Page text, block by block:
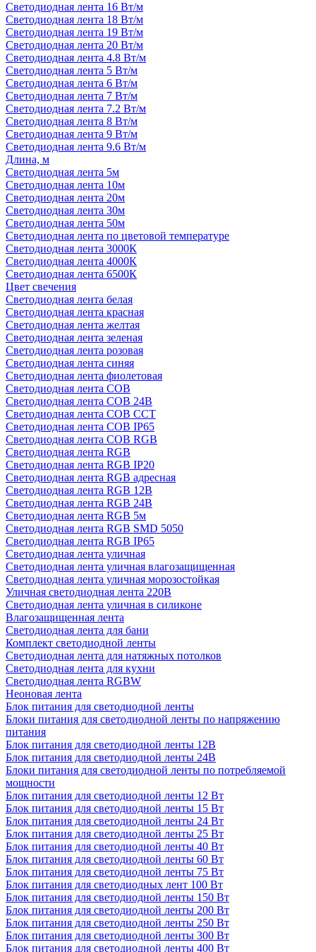
Светодиодная лента 16 Вт/м
Светодиодная лента 18 Вт/м
Светодиодная лента 19 Вт/м
Светодиодная лента 20 Вт/м
Светодиодная лента 4.8 Вт/м
Светодиодная лента 5 Вт/м
Светодиодная лента 6 Вт/м
Светодиодная лента 7 Вт/м
Светодиодная лента 7.2 Вт/м
Светодиодная лента 8 Вт/м
Светодиодная лента 9 Вт/м
Светодиодная лента 9.6 Вт/м
Длина, м
Светодиодная лента 5м
Светодиодная лента 10м
Светодиодная лента 20м
Светодиодная лента 30м
Светодиодная лента 50м
Светодиодная лента по цветовой температуре
Светодиодная лента 3000К
Светодиодная лента 4000К
Светодиодная лента 6500К
Цвет свечения
Светодиодная лента белая
Светодиодная лента красная
Светодиодная лента желтая
Светодиодная лента зеленая
Светодиодная лента розовая
Светодиодная лента синяя
Светодиодная лента фиолетовая
Светодиодная лента COB
Светодиодная лента COB 24В
Светодиодная лента COB CCT
Светодиодная лента COB IP65
Светодиодная лента COB RGB
Светодиодная лента RGB
Светодиодная лента RGB IP20
Светодиодная лента RGB адресная
Светодиодная лента RGB 12В
Светодиодная лента RGB 24В
Светодиодная лента RGB 5м
Светодиодная лента RGB SMD 5050
Светодиодная лента RGB IP65
Светодиодная лента уличная
Светодиодная лента уличная влагозащищенная
Светодиодная лента уличная морозостойкая
Уличная светодиодная лента 220В
Светодиодная лента уличная в силиконе
Влагозащищенная лента
Светодиодная лента для бани
Комплект светодиодной ленты
Светодиодная лента для натяжных потолков
Светодиодная лента для кухни
Светодиодная лента RGBW
Неоновая лента
Блок питания для светодиодной ленты
Блоки питания для светодиодной ленты по напряжению
питания
Блок питания для светодиодной ленты 12В
Блок питания для светодиодной ленты 24В
Блоки питания для светодиодной ленты по потребляемой
мощности
Блок питания для светодиодной ленты 12 Вт
Блок питания для светодиодной ленты 15 Вт
Блок питания для светодиодной ленты 24 Вт
Блок питания для светодиодной ленты 25 Вт
Блок питания для светодиодной ленты 40 Вт
Блок питания для светодиодной ленты 60 Вт
Блок питания для светодиодной ленты 75 Вт
Блок питания для светодиодных лент 100 Вт
Блок питания для светодиодной ленты 150 Вт
Блок питания для светодиодной ленты 200 Вт
Блок питания для светодиодной ленты 250 Вт
Блок питания для светодиодной ленты 300 Вт
Блок питания для светодиодной ленты 400 Вт